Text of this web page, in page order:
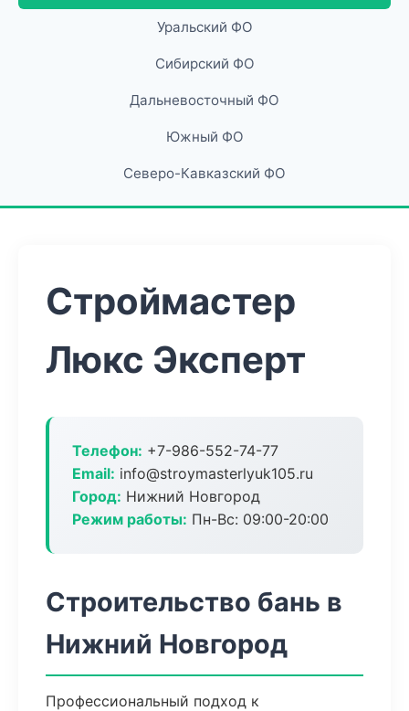
Уральский ФО
Сибирский ФО
Дальневосточный ФО
Южный ФО
Северо-Кавказский ФО
Строймастер
Люкс Эксперт
Телефон: +7-986-552-74-77
Email: info@stroymasterlyuk105.ru
Город: Нижний Новгород
Режим работы: Пн-Вс: 09:00-20:00
Строительство бань в
Нижний Новгород
Профессиональный подход к